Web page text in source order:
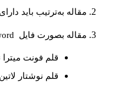
مقاله به‌ترتیب باید
مقاله بصورت فايل
قلم فونت ميترا
قلم نوشتار لاتين